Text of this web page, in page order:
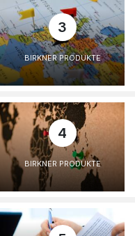
3
BIRKNER PRODUKTE
4
BIRKNER PRODUKTE